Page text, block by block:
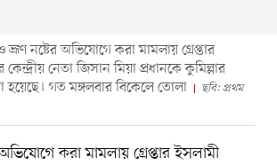
ভ্রূণ নষ্টের অভিযোগে করা মামলায় গ্রেপ্তার
কেন্দ্রীয় নেতা জিসান মিয়া প্রধানকে কুমিল্লার
গত মঙ্গলবার বিকেলে তোলা
ছবি: প্রথম
করা মামলায় গ্রেপ্তার ইসলামী